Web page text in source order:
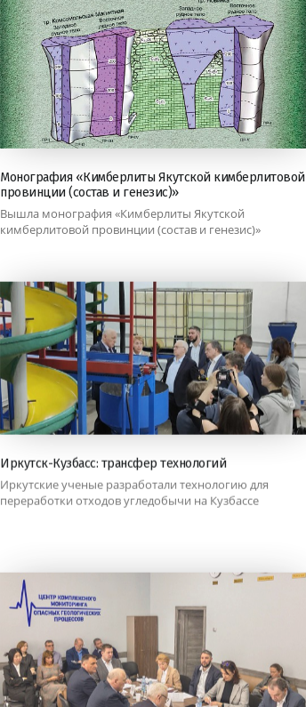
Монография «Кимберлиты Якутской кимберлитовой
провинции (состав и генезис)»
Вышла монография «Кимберлиты Якутской
кимберлитовой провинции (состав и генезис)»
Иркутск-Кузбасс: трансфер технологий
Иркутские ученые разработали технологию для
переработки отходов угледобычи на Кузбассе